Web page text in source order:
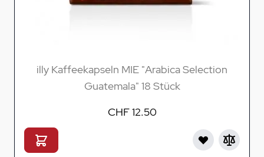
illy Kaffeekapseln MIE "Arabica Selection
Guatemala" 18 Stück
CHF 12.50